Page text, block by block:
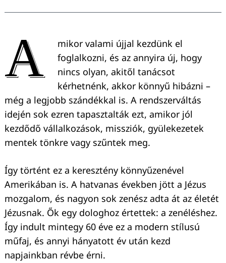
A
mikor valami újjal kezdünk el
foglalkozni, és az annyira új, hogy
nincs olyan, akitől tanácsot
kérhetnénk, akkor könnyű hibázni –
még a legjobb szándékkal is. A rendszerváltás
idején sok ezren tapasztalták ezt, amikor jól
kezdődő vállalkozások, missziók, gyülekezetek
mentek tönkre vagy szűntek meg.
Így történt ez a keresztény könnyűzenével
Amerikában is. A hatvanas években jött a Jézus
mozgalom, és nagyon sok zenész adta át az életét
Jézusnak. Ők egy dologhoz értettek: a zenéléshez.
Így indult mintegy 60 éve ez a modern stílusú
műfaj, és annyi hányatott év után kezd
napjainkban révbe érni.